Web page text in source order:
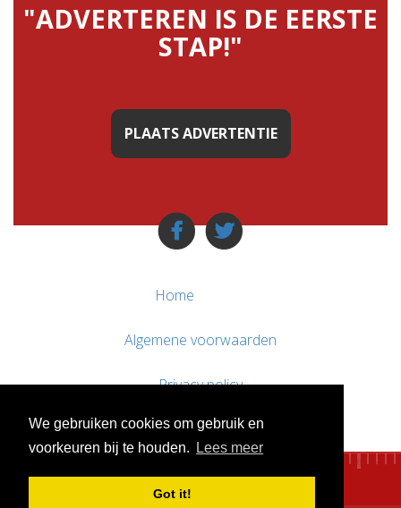
We gebruiken cookies om gebruik en
voorkeuren bij te houden.
Lees meer
Got it!
"ADVERTEREN IS DE EERSTE
STAP!"
PLAATS ADVERTENTIE
Home
Algemene voorwaarden
Privacy policy
Contact / Support